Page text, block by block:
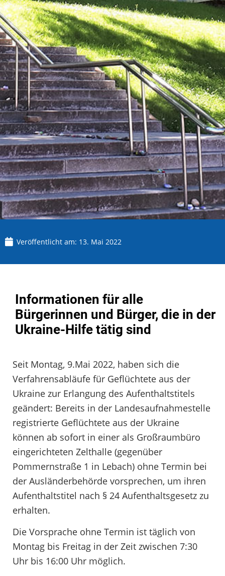
Veröffentlicht am: 13. Mai 2022
Informationen für alle
Bürgerinnen und Bürger, die in der
Ukraine-Hilfe tätig sind
Seit Montag, 9.Mai 2022, haben sich die
Verfahrensabläufe für Geflüchtete aus der
Ukraine zur Erlangung des Aufenthaltstitels
geändert: Bereits in der Landesaufnahmestelle
registrierte Geflüchtete aus der Ukraine
können ab sofort in einer als Großraumbüro
eingerichteten Zelthalle (gegenüber
Pommernstraße 1 in Lebach) ohne Termin bei
der Ausländerbehörde vorsprechen, um ihren
Aufenthaltstitel nach § 24 Aufenthaltsgesetz zu
erhalten.
Die Vorsprache ohne Termin ist täglich von
Montag bis Freitag in der Zeit zwischen 7:30
Uhr bis 16:00 Uhr möglich.